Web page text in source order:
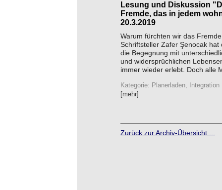
Lesung und Diskussion
Fremde, das in jedem
20.3.2019
Warum fürchten wir das
Schriftsteller Zafer Şenocak hat
die Begegnung mit
und widersprüchlichen
immer wieder erlebt. Doch alle
Kategorie: Planerladen, Integration
[mehr]
Zurück zur Archiv-Übersicht ...